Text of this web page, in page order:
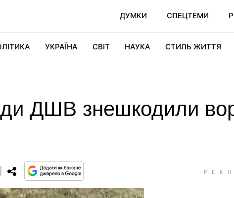
ДУМКИ СПЕЦТЕМИ
УКРАЇНА СВІТ НАУКА СТИЛЬ ЖИТТЯ
ДШВ знешкодили